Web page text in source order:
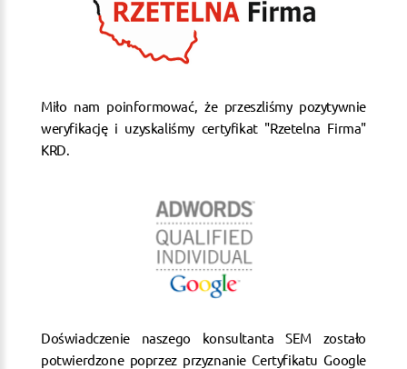
Miło nam poinformować, że przeszliśmy pozytywnie
weryfikację i uzyskaliśmy certyfikat "Rzetelna Firma"
KRD.
Doświadczenie naszego konsultanta SEM zostało
potwierdzone poprzez przyznanie Certyfikatu Google